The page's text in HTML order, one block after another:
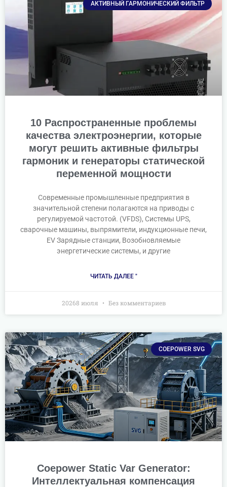
АКТИВНЫЙ ГАРМОНИЧЕСКИЙ ФИЛЬТР
10 Распространенные проблемы
качества электроэнергии, которые
могут решить активные фильтры
гармоник и генераторы статической
переменной мощности
Современные промышленные предприятия в
значительной степени полагаются на приводы с
регулируемой частотой. (VFDS), Системы UPS,
сварочные машины, выпрямители, индукционные печи,
EV Зарядные станции, Возобновляемые
энергетические системы, и другие
ЧИТАТЬ ДАЛЕЕ "
20268 июля Без комментариев
COEPOWER SVG
Coepower Static Var Generator:
Интеллектуальная компенсация